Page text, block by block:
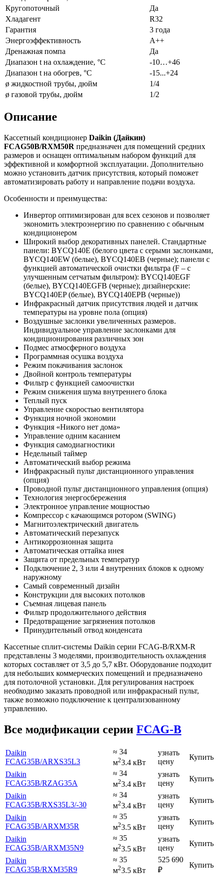
Кругопоточный
Да
Хладагент
R32
Гарантия
3 года
Энергоэффективность
A++
Дренажная помпа
Да
Диапазон t на охлаждение, °С
-10…+46
Диапазон t на обогрев, °С
-15...+24
ø жидкостной трубы, дюйм
1/4
ø газовой трубы, дюйм
1/2
Описание
Кассетный кондиционер Daikin (Дайкин)
FCAG50B/RXM50R предназначен для помещений средних
размеров и оснащен оптимальным набором функций для
эффективной и комфортной эксплуатации. Дополнительно
можно установить датчик присутствия, который поможет
автоматизировать работу и направление подачи воздуха.
Особенности и преимущества:
Инвертор оптимизирован для всех сезонов и позволяет
экономить электроэнергию по сравнению с обычным
кондиционером
Широкий выбор декоративных панелей. Стандартные
панели: BYCQ140E (белого цвета с серыми заслонками,
BYCQ140EW (белые), BYCQ140EB (черные); панели с
функцией автоматической очистки фильтра (F – c
улучшенным сетчатым фильтром): BYCQ140EGF
(белые), BYCQ140EGFB (черные); дизайнерские:
BYCQ140EP (белые), BYCQ140EPB (черные))
Инфракрасный датчик присутствия людей и датчик
температуры на уровне пола (опция)
Воздушные заслонки увеличенных размеров.
Индивидуальное управление заслонками для
кондиционирования различных зон
Подмес атмосферного воздуха
Программная осушка воздуха
Режим покачивания заслонок
Двойной контроль температуры
Фильтр с функцией самоочистки
Режим снижения шума внутреннего блока
Теплый пуск
Управление скоростью вентилятора
Функция ночной экономии
Функция «Никого нет дома»
Управление одним касанием
Функция самодиагностики
Недельный таймер
Автоматический выбор режима
Инфракрасный пульт дистанционного управления
(опция)
Проводной пульт дистанционного управления (опция)
Технология энергосбережения
Электронное управление мощностью
Компрессор с качающимся ротором (SWING)
Магнитоэлектрический двигатель
Автоматический перезапуск
Антикоррозионная защита
Автоматическая оттайка инея
Защита от предельных температур
Подключение 2, 3 или 4 внутренних блоков к одному
наружному
Самый современный дизайн
Конструкции для высоких потолков
Съемная лицевая панель
Фильтр продолжительного действия
Предотвращение загрязнения потолков
Принудительный отвод конденсата
Кассетные сплит-системы Daikin серии FCAG-B/RXM-R
представлены 3 моделями, производительность охлаждения
которых составляет от 3,5 до 5,7 кВт. Оборудование подходит
для небольших коммерческих помещений и предназначено
для потолочной установки. Для регулирования настроек
необходимо заказать проводной или инфракрасный пульт,
также возможно подключение к централизованному
управлению.
Все модификации серии FCAG-B
Daikin
FCAG35B/ARXS35L3
≈ 34
м23.4 кВт
узнать
цену
Купить
Daikin
FCAG35B/RZAG35A
≈ 34
м23.4 кВт
узнать
цену
Купить
Daikin
FCAG35B/RXS35L3/-30
≈ 34
м23.4 кВт
узнать
цену
Купить
Daikin
FCAG35B/ARXM35R
≈ 35
м23.5 кВт
узнать
цену
Купить
Daikin
FCAG35B/ARXM35N9
≈ 35
м23.5 кВт
узнать
цену
Купить
Daikin
FCAG35B/RXM35R9
≈ 35
м23.5 кВт
525 690
₽
Купить